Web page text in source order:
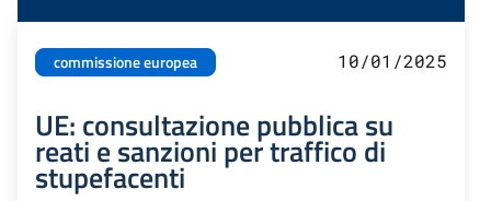
commissione europea 10/01/2025
UE: consultazione pubblica su
reati e sanzioni per traffico di
stupefacenti